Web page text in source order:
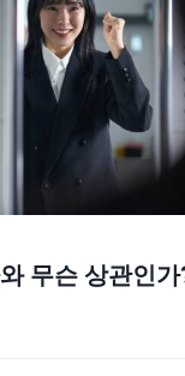
무슨 상관인가